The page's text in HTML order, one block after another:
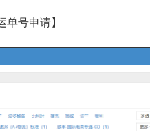
号申请】